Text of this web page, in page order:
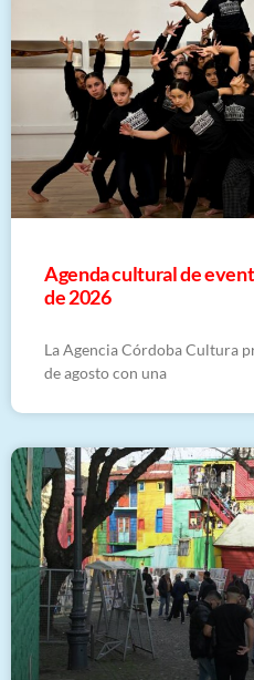
​Agenda cultural de
de 2026
La Agencia Córdoba Cultura
de agosto con una